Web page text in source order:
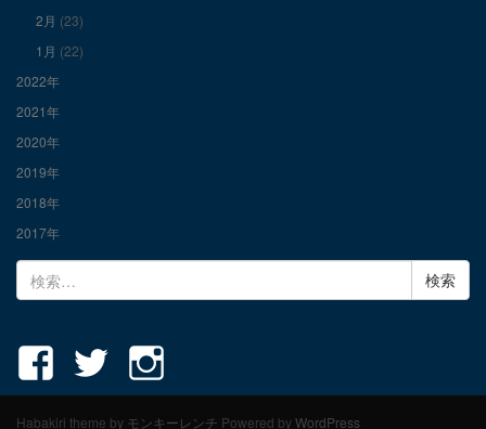
2月 (23)
1月 (22)
2022年
2021年
2020年
2019年
2018年
2017年
検
索:
Habakiri theme by モンキーレンチ Powered byWordPress